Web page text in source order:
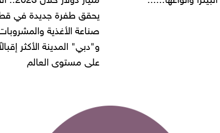
أموال المواطنين بزعم